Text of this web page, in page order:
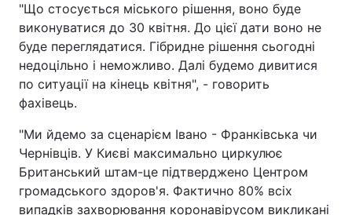
"Що стосується міського рішення, воно буде
виконуватися до 30 квітня. До цієї дати воно не
буде переглядатися. Гібридне рішення сьогодні
недоцільно і неможливо. Далі будемо дивитися
по ситуації на кінець квітня", - говорить
фахівець.
"Ми йдемо за сценарієм Івано - Франківська чи
Чернівців. У Києві максимально циркулює
Британський штам-це підтверджено Центром
громадського здоров'я. Фактично 80% всіх
випадків захворювання коронавірусом викликані